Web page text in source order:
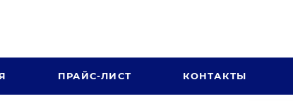
ПРАЙС-ЛИСТ КОНТАКТЫ